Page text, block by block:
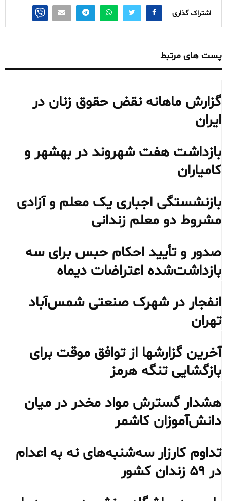
اشتراک گذاری
پست های مرتبط
گزارش ماهانه نقض حقوق زنان در
ایران
بازداشت هفت شهروند در بهشهر و
کامیاران
بازنشستگی اجباری یک معلم و آزادی
مشروط دو معلم زندانی
صدور و تأیید احکام حبس برای سه
بازداشت‌شده اعتراضات دیماه
انفجار در شهرک صنعتی شمس‌آباد
تهران
آخرین گزارشها از توافق موقت برای
بازگشایی تنگه هرمز
هشدار گسترش مواد مخدر در میان
دانش‌آموزان کاشمر
تداوم کارزار سه‌شنبه‌های نه به اعدام
در ۵۹ زندان کشور